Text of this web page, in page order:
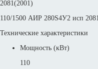
2081(2001)
110/1500 АИР 280S4У2 исп
Технические характеристики
Мощность (кВт)
110